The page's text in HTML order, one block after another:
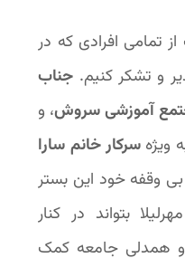
از تمامی افرادی که در
و تشکر کنیم. جناب
آموزشی سروش، و
ویژهسرکار خانم سارا
وقفه خود این بستر
بتواند در کنار
و همدلی جامعه کمک